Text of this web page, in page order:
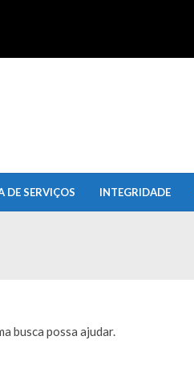
DE SERVIÇOS INTEGRIDADE
busca possa ajudar.